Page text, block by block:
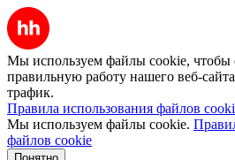
Мы используем файлы cookie, чтобы
правильную работу нашего веб-
трафик.
Правила использования файлов
Мы используем файлы cookie.
файлов cookie